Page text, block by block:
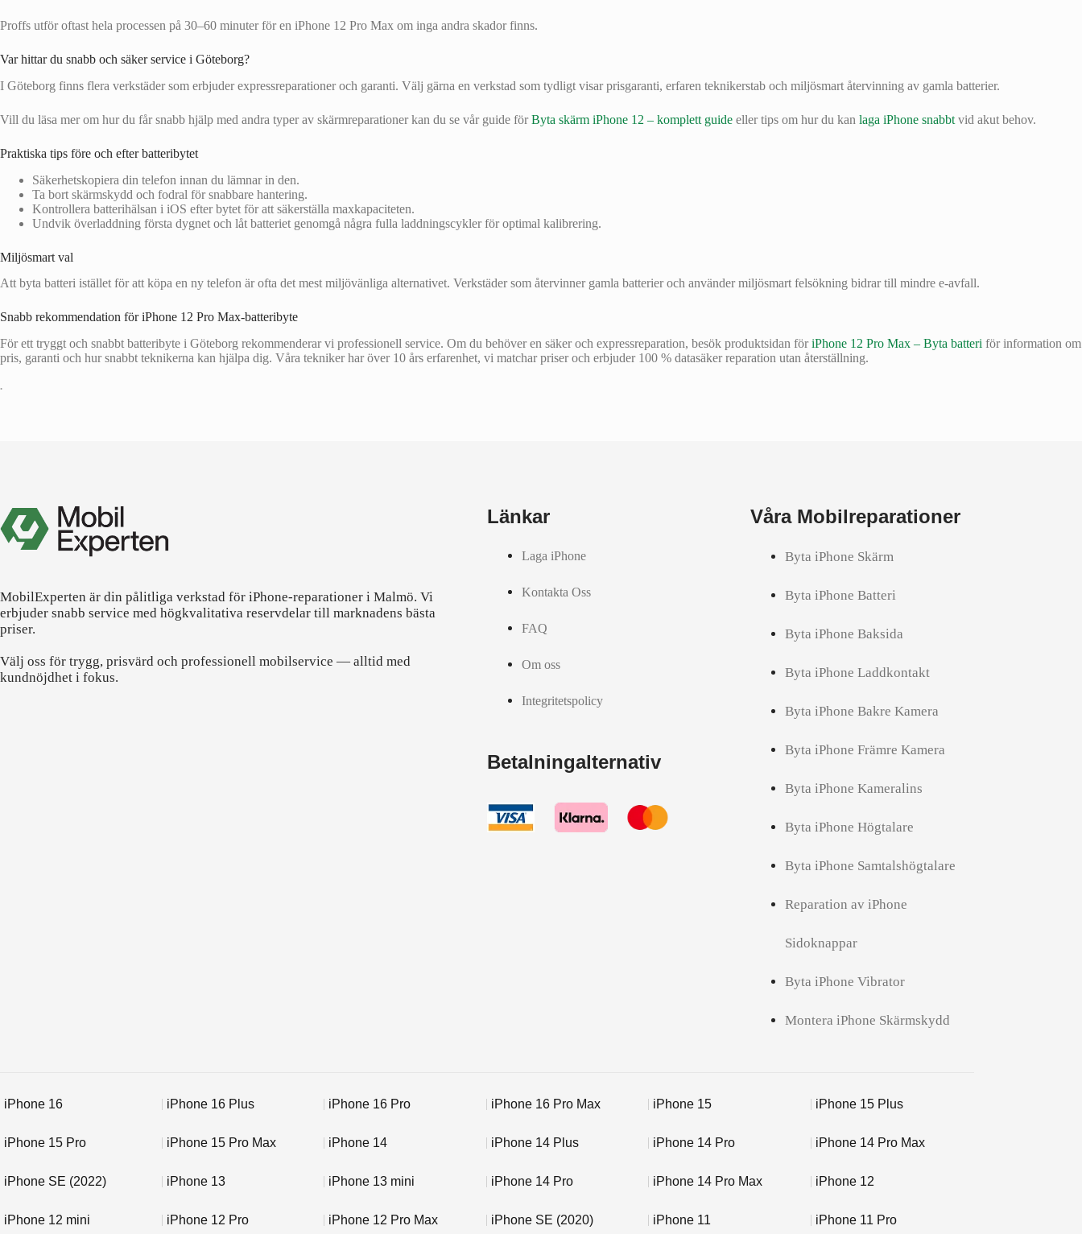
Proffs utför oftast hela processen på 30–60 minuter för en iPhone 12 Pro Max om inga andra skador finns.
Var hittar du snabb och säker service i Göteborg?
I Göteborg finns flera verkstäder som erbjuder expressreparationer och garanti. Välj gärna en verkstad som tydligt visar prisgaranti, erfaren teknikerstab och miljösmart återvinning av gamla batterier.
Vill du läsa mer om hur du får snabb hjälp med andra typer av skärmreparationer kan du se vår guide förByta skärm iPhone 12 – komplett guide eller tips om hur du kan laga iPhone snabbt vid akut behov.
Praktiska tips före och efter batteribytet
Säkerhetskopiera din telefon innan du lämnar in den.
Ta bort skärmskydd och fodral för snabbare hantering.
Kontrollera batterihälsan i iOS efter bytet för att säkerställa maxkapaciteten.
Undvik överladdning första dygnet och låt batteriet genomgå några fulla laddningscykler för optimal kalibrering.
Miljösmart val
Att byta batteri istället för att köpa en ny telefon är ofta det mest miljövänliga alternativet. Verkstäder som återvinner gamla batterier och använder miljösmart felsökning bidrar till mindre e-avfall.
Snabb rekommendation för iPhone 12 Pro Max-batteribyte
För ett tryggt och snabbt batteribyte i Göteborg rekommenderar vi professionell service. Om du behöver en säker och expressreparation, besök produktsidan föriPhone 12 Pro Max – Byta batteri för information om
pris, garanti och hur snabbt teknikerna kan hjälpa dig. Våra tekniker har över 10 års erfarenhet, vi matchar priser och erbjuder 100 % datasäker reparation utan återställning.
•
MobilExperten är din pålitliga verkstad för iPhone-reparationer i Malmö. Vi
erbjuder snabb service med högkvalitativa reservdelar till marknadens bästa
priser.
Välj oss för trygg, prisvärd och professionell mobilservice — alltid med
kundnöjdhet i fokus.
Länkar
Laga iPhone
Kontakta Oss
FAQ
Om oss
Integritetspolicy
Betalningalternativ
Våra Mobilreparationer
Byta iPhone Skärm
Byta iPhone Batteri
Byta iPhone Baksida
Byta iPhone Laddkontakt
Byta iPhone Bakre Kamera
Byta iPhone Främre Kamera
Byta iPhone Kameralins
Byta iPhone Högtalare
Byta iPhone Samtalshögtalare
Reparation av iPhone
Sidoknappar
Byta iPhone Vibrator
Montera iPhone Skärmskydd
iPhone 16 iPhone 16 Plus iPhone 16 Pro iPhone 16 Pro Max iPhone 15 iPhone 15 Plus
iPhone 15 Pro iPhone 15 Pro Max iPhone 14 iPhone 14 Plus iPhone 14 Pro iPhone 14 Pro Max
iPhone SE (2022) iPhone 13 iPhone 13 mini iPhone 14 Pro iPhone 14 Pro Max iPhone 12
iPhone 12 mini iPhone 12 Pro iPhone 12 Pro Max iPhone SE (2020) iPhone 11 iPhone 11 Pro